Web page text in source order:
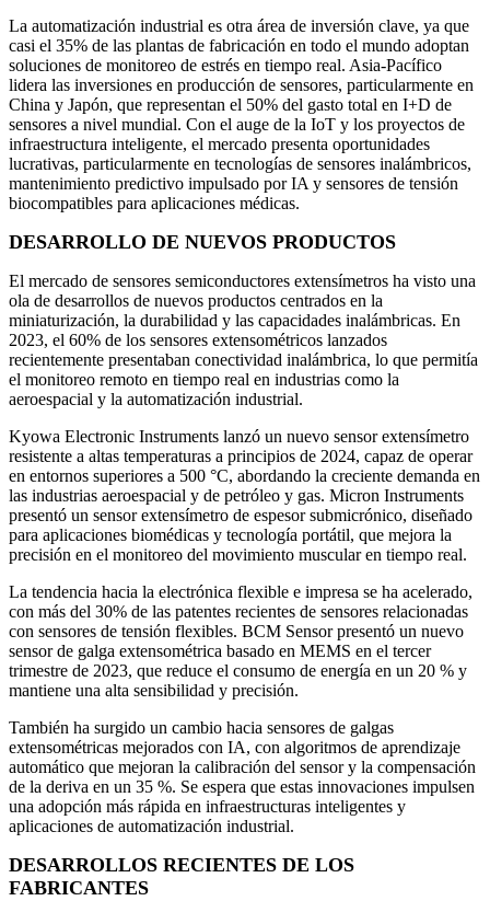
La automatización industrial es otra área de inversión clave, ya que
casi el 35% de las plantas de fabricación en todo el mundo adoptan
soluciones de monitoreo de estrés en tiempo real. Asia-Pacífico
lidera las inversiones en producción de sensores, particularmente en
China y Japón, que representan el 50% del gasto total en I+D de
sensores a nivel mundial. Con el auge de la IoT y los proyectos de
infraestructura inteligente, el mercado presenta oportunidades
lucrativas, particularmente en tecnologías de sensores inalámbricos,
mantenimiento predictivo impulsado por IA y sensores de tensión
biocompatibles para aplicaciones médicas.
DESARROLLO DE NUEVOS PRODUCTOS
El mercado de sensores semiconductores extensímetros ha visto una
ola de desarrollos de nuevos productos centrados en la
miniaturización, la durabilidad y las capacidades inalámbricas. En
2023, el 60% de los sensores extensométricos lanzados
recientemente presentaban conectividad inalámbrica, lo que permitía
el monitoreo remoto en tiempo real en industrias como la
aeroespacial y la automatización industrial.
Kyowa Electronic Instruments lanzó un nuevo sensor extensímetro
resistente a altas temperaturas a principios de 2024, capaz de operar
en entornos superiores a 500 °C, abordando la creciente demanda en
las industrias aeroespacial y de petróleo y gas. Micron Instruments
presentó un sensor extensímetro de espesor submicrónico, diseñado
para aplicaciones biomédicas y tecnología portátil, que mejora la
precisión en el monitoreo del movimiento muscular en tiempo real.
La tendencia hacia la electrónica flexible e impresa se ha acelerado,
con más del 30% de las patentes recientes de sensores relacionadas
con sensores de tensión flexibles. BCM Sensor presentó un nuevo
sensor de galga extensométrica basado en MEMS en el tercer
trimestre de 2023, que reduce el consumo de energía en un 20 % y
mantiene una alta sensibilidad y precisión.
También ha surgido un cambio hacia sensores de galgas
extensométricas mejorados con IA, con algoritmos de aprendizaje
automático que mejoran la calibración del sensor y la compensación
de la deriva en un 35 %. Se espera que estas innovaciones impulsen
una adopción más rápida en infraestructuras inteligentes y
aplicaciones de automatización industrial.
DESARROLLOS RECIENTES DE LOS
FABRICANTES